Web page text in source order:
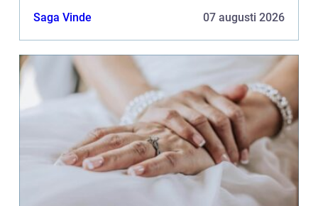
Saga Vinde 07 augusti 2026